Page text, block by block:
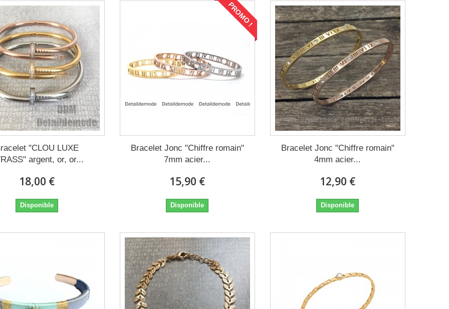
"CLOU LUXE
argent, or, or...
18,00 €
Disponible
PROMO !
Bracelet Jonc "Chiffre romain"
7mm acier...
15,90 €
Disponible
Bracelet Jonc "Chiffre romain"
4mm acier...
12,90 €
Disponible